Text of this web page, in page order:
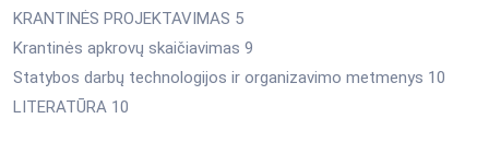
KRANTINĖS PROJEKTAVIMAS 5
Krantinės apkrovų skaičiavimas 9
Statybos darbų technologijos ir organizavimo metmenys 10
LITERATŪRA 10